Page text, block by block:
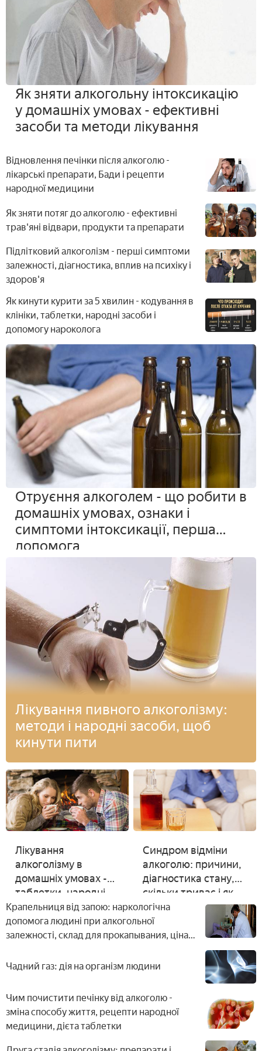
Як зняти алкогольну інтоксикацію
у домашніх умовах - ефективні
засоби та методи лікування
Відновлення печінки після алкоголю -
лікарські препарати, Бади і рецепти
народної медицини
Як зняти потяг до алкоголю - ефективні
трав'яні відвари, продукти та препарати
Підлітковий алкоголізм - перші симптоми
залежності, діагностика, вплив на психіку і
здоров'я
Як кинути курити за 5 хвилин - кодування в
клініки, таблетки, народні засоби і
допомогу нароколога
Отруєння алкоголем - що робити в
домашніх умовах, ознаки і
симптоми інтоксикації, перша
допомога
Лікування пивного алкоголізму:
методи і народні засоби, щоб
кинути пити
Лікування
алкоголізму в
домашніх умовах -
таблетки, народні
засоби і кодування
Синдром відміни
алкоголю: причини,
діагностика стану,
скільки триває і як
лікувати
абстиненцію
Крапельниця від запою: наркологічна
допомога людині при алкогольної
залежності, склад для прокапывания, ціна
Чадний газ: дія на організм людини
Чим почистити печінку від алкоголю -
зміна способу життя, рецепти народної
медицини, дієта таблетки